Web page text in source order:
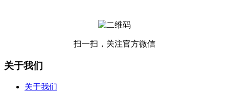
扫一扫，关注官方微信
关于我们
关于我们